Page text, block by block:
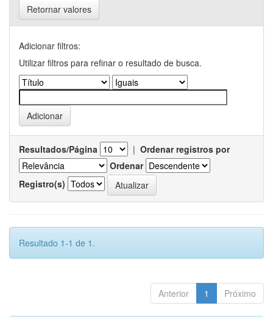
Retornar valores
Adicionar filtros:
Utilizar filtros para refinar o resultado de busca.
Resultados/Página | Ordenar registros por
Ordenar
Registro(s)
Resultado 1-1 de 1.
Anterior 1 Próximo